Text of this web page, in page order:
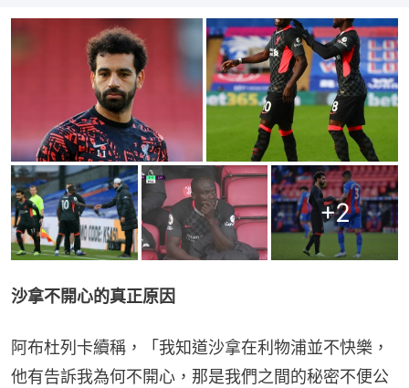
+2
沙拿不開心的真正原因
阿布杜列卡續稱，「我知道沙拿在利物浦並不快樂，
他有告訴我為何不開心，那是我們之間的秘密不便公